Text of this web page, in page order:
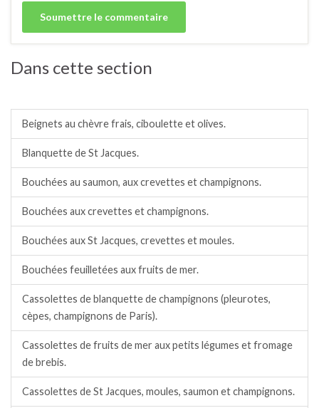
Dans cette section
Beignets au chèvre frais, ciboulette et olives.
Blanquette de St Jacques.
Bouchées au saumon, aux crevettes et champignons.
Bouchées aux crevettes et champignons.
Bouchées aux St Jacques, crevettes et moules.
Bouchées feuilletées aux fruits de mer.
Cassolettes de blanquette de champignons (pleurotes,
cèpes, champignons de Paris).
Cassolettes de fruits de mer aux petits légumes et fromage
de brebis.
Cassolettes de St Jacques, moules, saumon et champignons.